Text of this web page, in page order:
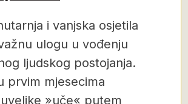
i vanjska osjetila
ulogu u vođenju
ljudskog postojanja.
prvim mjesecima
»uče« putem